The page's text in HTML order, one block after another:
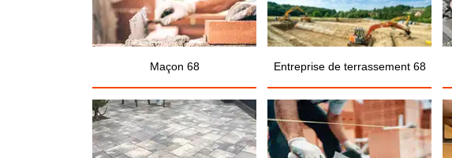
Maçon 68 Entreprise de terrassement 68